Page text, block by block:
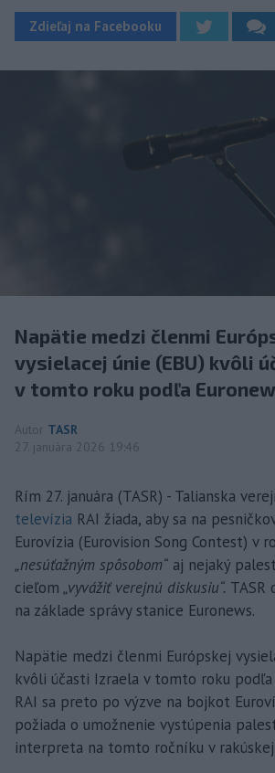
Zdieľaj na Facebooku
Napätie medzi členmi
vysielacej únie (EBU) kvôli
v tomto roku podľa
Autor TASR
27. januára 2026 19:46
Rím 27. januára (TASR) - Talianska
televízia RAI žiada, aby sa na
Eurovízia (Eurovision Song Contest) v
„nesúťažným spôsobom“ aj nejaký
cieľom „vyvážiť verejnú diskusiu“.
na základe správy stanice Euronews.
Napätie medzi členmi Európskej
kvôli účasti Izraela v tomto roku podľa
RAI sa preto po výzve na bojkot
požiada o umožnenie vystúpenia
interpreta na tomto ročníku v rakúskej